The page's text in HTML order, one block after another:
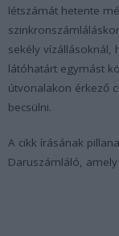
létszámát hetente
sekély vízállásoknál,
látóhatárt egymást
útvonalakon érkező
becsülni.
A cikk írásának
Daruszámláló,